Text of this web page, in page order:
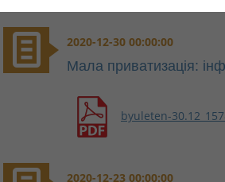
2020-12-30 00:00:00
Мала приватизація:
byuleten-
2020-12-23 00:00:00